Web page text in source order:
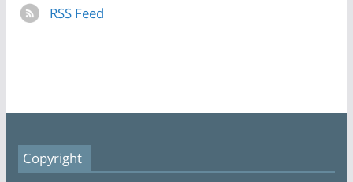
RSS Feed
Copyright